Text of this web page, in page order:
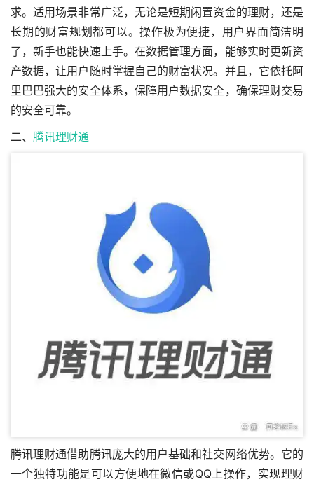
求。适用场景非常广泛，无论是短期闲置资金的理财，还是
长期的财富规划都可以。操作极为便捷，用户界面简洁明
了，新手也能快速上手。在数据管理方面，能够实时更新资
产数据，让用户随时掌握自己的财富状况。并且，它依托阿
里巴巴强大的安全体系，保障用户数据安全，确保理财交易
的安全可靠。
二、 腾讯理财通
腾讯理财通借助腾讯庞大的用户基础和社交网络优势。它的
一个独特功能是可以方便地在微信或QQ上操作，实现理财